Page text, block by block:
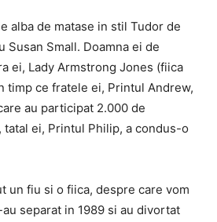
alba de matase in stil Tudor de
Susan Small. Doamna ei de
ei, Lady Armstrong Jones (fiica
timp ce fratele ei, Printul Andrew,
au participat 2.000 de
tatal ei, Printul Philip, a condus-o
un fiu si o fiica, despre care vom
separat in 1989 si au divortat